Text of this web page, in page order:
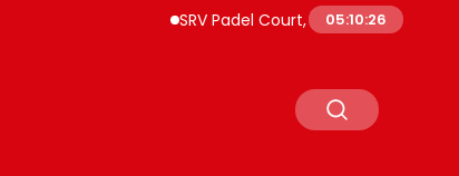
SRV Padel Court, Türkiye’de Padel
05:10:27